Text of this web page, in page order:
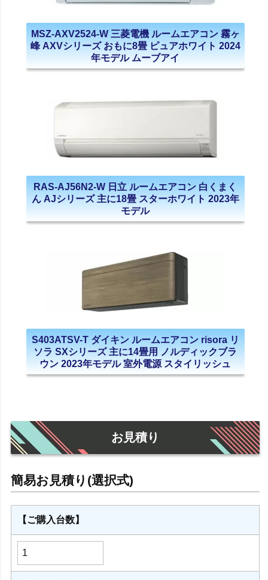
MSZ-AXV2524-W 三菱電機 ルームエアコン 霧ヶ
峰 AXVシリーズ おもに8畳 ピュアホワイト 2024
年モデル ムーブアイ
RAS-AJ56N2-W 日立 ルームエアコン 白くまく
ん AJシリーズ 主に18畳 スターホワイト 2023年
モデル
S403ATSV-T ダイキン ルームエアコン risora リ
ソラ SXシリーズ 主に14畳用 ノルディックブラ
ウン 2023年モデル 室外電源 スタイリッシュ
お見積り
【ご購入台数】